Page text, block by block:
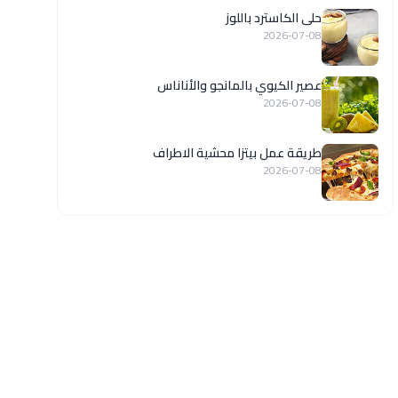
حلى الكاسترد باللوز
2026-07-08
عصير الكيوي بالمانجو والأناناس
2026-07-08
طريقة عمل بيتزا محشية الاطراف
2026-07-08